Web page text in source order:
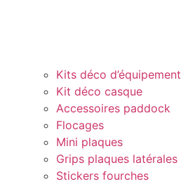
Kits déco d’équipement
Kit déco casque
Accessoires paddock
Flocages
Mini plaques
Grips plaques latérales
Stickers fourches